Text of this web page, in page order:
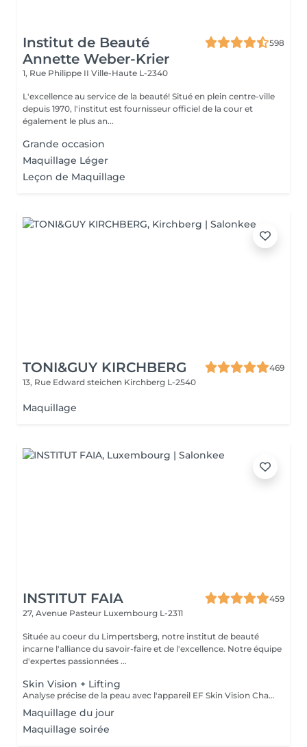
Institut de Beauté
Annette Weber-Krier
598
1, Rue Philippe II Ville-Haute L-2340
L'excellence au service de la beauté! Situé en plein centre-ville
depuis 1970, l'institut est fournisseur officiel de la cour et
également le plus an...
Grande occasion
Maquillage Léger
Leçon de Maquillage
TONI&GUY KIRCHBERG
469
13, Rue Edward steichen Kirchberg L-2540
Maquillage
INSTITUT FAIA
459
27, Avenue Pasteur Luxembourg L-2311
Située au coeur du Limpertsberg, notre institut de beauté
incarne l'alliance du savoir-faire et de l'excellence. Notre équipe
d'expertes passionnées ...
Skin Vision + Lifting
Analyse précise de la peau avec l'appareil EF Skin Vision Chaque peau étant unique, nous analysons ensemble les besoins actuels de votre peau. L'appareil diagnostic effectue une analyse complète. Il détermine l'identité de votre peau en quelques minutes, en se basant sur 9 paramètres spécifiques: hydratation, excès de sébum, élasticité, desquamation, pores, taches pigmentaires, rides pattes d'oie, rides du front, couperose. Soin anti-âge liftant pour une peau plus ferme. Les produits pénètrent profondément grâce au, Sono Lifter qui permet également d'agir sur les cicatrices d'acné. Le relâchement de la peau, les rides et les rides d'expression sont atténuées grâce au RF Tightener. Pour raffermir et redessiner l'ovale du visage.
Maquillage du jour
Maquillage soirée